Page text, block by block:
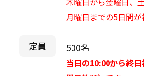
月曜日までの5日間が
定員 500名
当日の10:00から終